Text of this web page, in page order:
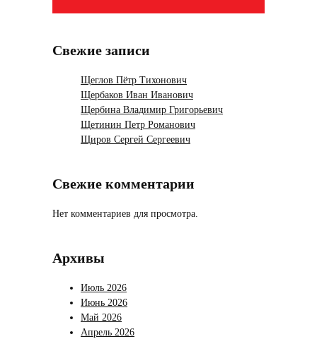
Свежие записи
Щеглов Пётр Тихонович
Щербаков Иван Иванович
Щербина Владимир Григорьевич
Щетинин Петр Романович
Щиров Сергей Сергеевич
Свежие комментарии
Нет комментариев для просмотра.
Архивы
Июль 2026
Июнь 2026
Май 2026
Апрель 2026